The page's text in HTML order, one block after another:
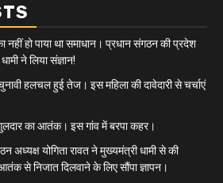
नहीं हो पाया था समाधान। प्रधान संगठन की प्रदेश
ने लिया संज्ञान!
हलचल हुई तेज। इस महिला की दावेदारी से चर्चाएं
का आतंक। इस गांव में बरपा कहर।
अध्यक्ष योगिता रावत ने मुख्यमंत्री धामी से की
से निजात दिलवाने के लिए सौंपा ज्ञापन।